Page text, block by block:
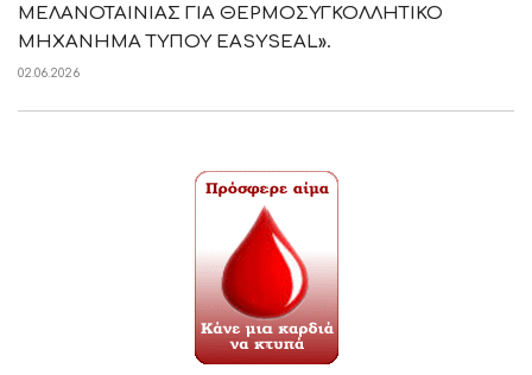
ΜΕΛΑΝΟΤΑΙΝΙΑΣ ΓΙΑ ΘΕΡΜΟΣΥΓΚΟΛΛΗΤΙΚΟ
ΜΗΧΑΝΗΜΑ ΤΥΠΟΥ EASYSEAL».
02.06.2026